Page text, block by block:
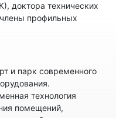
доктора технических
профильных
и парк современного
технология
помещений,